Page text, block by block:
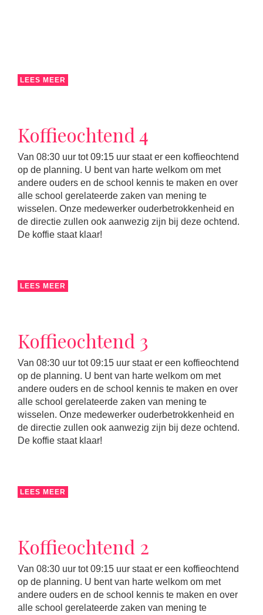
LEES MEER
Koffieochtend 4
Van 08:30 uur tot 09:15 uur staat er een koffieochtend
op de planning. U bent van harte welkom om met
andere ouders en de school kennis te maken en over
alle school gerelateerde zaken van mening te
wisselen. Onze medewerker ouderbetrokkenheid en
de directie zullen ook aanwezig zijn bij deze ochtend.
De koffie staat klaar!
LEES MEER
Koffieochtend 3
Van 08:30 uur tot 09:15 uur staat er een koffieochtend
op de planning. U bent van harte welkom om met
andere ouders en de school kennis te maken en over
alle school gerelateerde zaken van mening te
wisselen. Onze medewerker ouderbetrokkenheid en
de directie zullen ook aanwezig zijn bij deze ochtend.
De koffie staat klaar!
LEES MEER
Koffieochtend 2
Van 08:30 uur tot 09:15 uur staat er een koffieochtend
op de planning. U bent van harte welkom om met
andere ouders en de school kennis te maken en over
alle school gerelateerde zaken van mening te